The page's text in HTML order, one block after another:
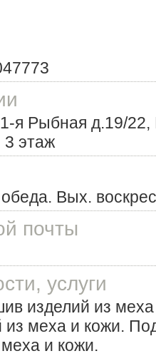
я Рыбная д.19/22,
этаж
Вых.
почты
услуги
изделий из
из меха и кожи.
и кожи.